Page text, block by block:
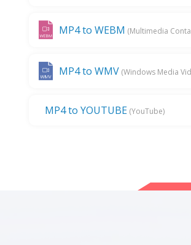
MP4 to WEBM (Multimedia
MP4 to WMV (Windows Media
MP4 to YOUTUBE (YouTube)